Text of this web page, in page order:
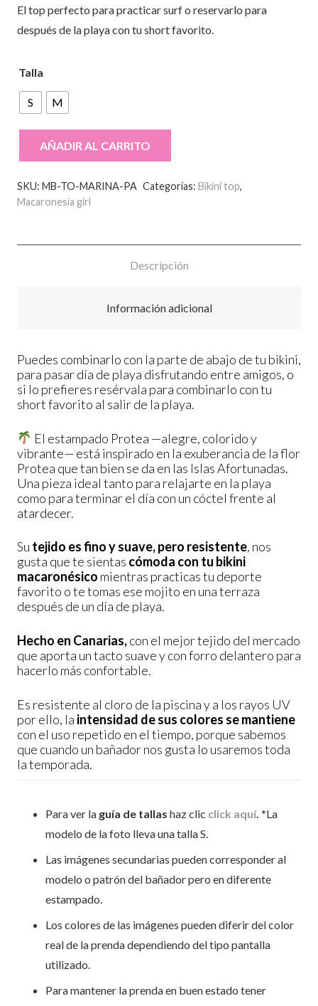
El top perfecto para practicar surf o reservarlo para
después de la playa con tu short favorito.
Talla
S M
-
AÑADIR AL CARRITO
SKU: MB-TO-MARINA-PA Categorías: Bikini top,
Macaronesia girl
Descripción
Información adicional
Puedes combinarlo con la parte de abajo de tu bikini,
para pasar día de playa disfrutando entre amigos, o
si lo prefieres resérvala para combinarlo con tu
short favorito al salir de la playa.
El estampado Protea —alegre, colorido y
vibrante— está inspirado en la exuberancia de la flor
Protea que tan bien se da en las Islas Afortunadas.
Una pieza ideal tanto para relajarte en la playa
como para terminar el día con un cóctel frente al
atardecer.
Su tejido es fino y suave, pero resistente, nos
gusta que te sientas cómoda con tu bikini
macaronésico mientras practicas tu deporte
favorito o te tomas ese mojito en una terraza
después de un día de playa.
Hecho en Canarias,con el mejor tejido del mercado
que aporta un tacto suave y con forro delantero para
hacerlo más confortable.
Es resistente al cloro de la piscina y a los rayos UV
por ello, la intensidad de sus colores se mantiene
con el uso repetido en el tiempo, porque sabemos
que cuando un bañador nos gusta lo usaremos toda
la temporada.
Para ver la guía de tallas haz clic click aquí. *La
modelo de la foto lleva una talla S.
Las imágenes secundarias pueden corresponder al
modelo o patrón del bañador pero en diferente
estampado.
Los colores de las imágenes pueden diferir del color
real de la prenda dependiendo del tipo pantalla
utilizado.
Para mantener la prenda en buen estado tener